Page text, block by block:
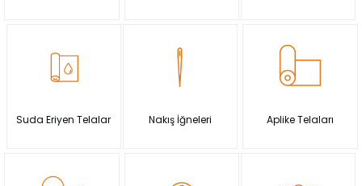
Suda Eriyen Telalar Nakış İğneleri Aplike Telaları